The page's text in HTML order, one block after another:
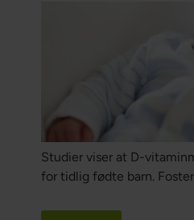
Studier viser at D-
for tidlig fødte barn.
vitaminmangel, vil både